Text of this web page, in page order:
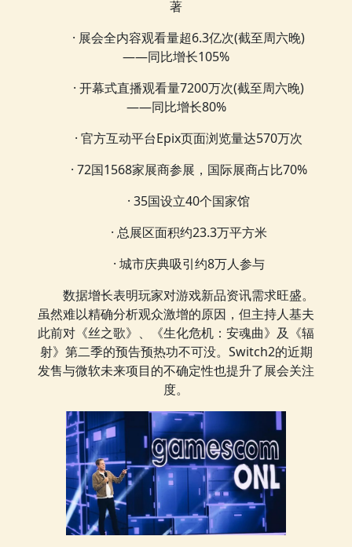
著
· 展会全内容观看量超6.3亿次(截至周六晚)
——同比增长105%
· 开幕式直播观看量7200万次(截至周六晚)
——同比增长80%
· 官方互动平台Epix页面浏览量达570万次
· 72国1568家展商参展，国际展商占比70%
· 35国设立40个国家馆
· 总展区面积约23.3万平方米
· 城市庆典吸引约8万人参与
数据增长表明玩家对游戏新品资讯需求旺盛。
虽然难以精确分析观众激增的原因，但主持人基夫
此前对《丝之歌》、《生化危机：安魂曲》及《辐
射》第二季的预告预热功不可没。Switch2的近期
发售与微软未来项目的不确定性也提升了展会关注
度。